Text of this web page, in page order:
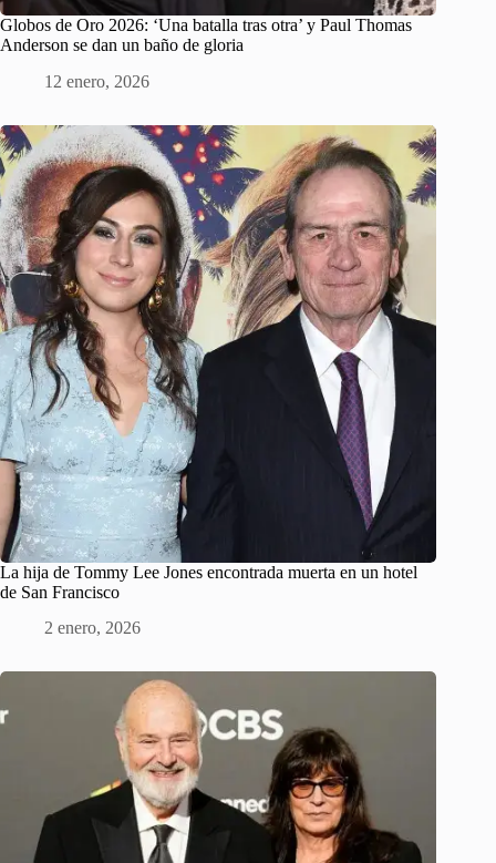
Globos de Oro 2026: ‘Una batalla tras otra’ y Paul Thomas
Anderson se dan un baño de gloria
12 enero, 2026
La hija de Tommy Lee Jones encontrada muerta en un hotel
de San Francisco
2 enero, 2026